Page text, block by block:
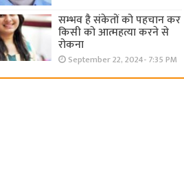
सम्भव है संकेतों को पहचान कर
किसी को आत्महत्या करने से
रोकना
September 22, 2024- 7:35 PM